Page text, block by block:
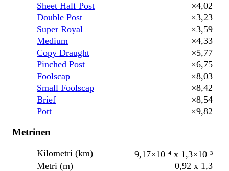
Sheet Half Post
×4,02
Double Post
×3,23
Super Royal
×3,59
Medium
×4,33
Copy Draught
×5,77
Pinched Post
×6,75
Foolscap
×8,03
Small Foolscap
×8,42
Brief
×8,54
Pott
×9,82
Metrinen
Kilometri (km)
9,17×10⁻⁴ x 1,3×10⁻³
Metri (m)
0,92 x 1,3